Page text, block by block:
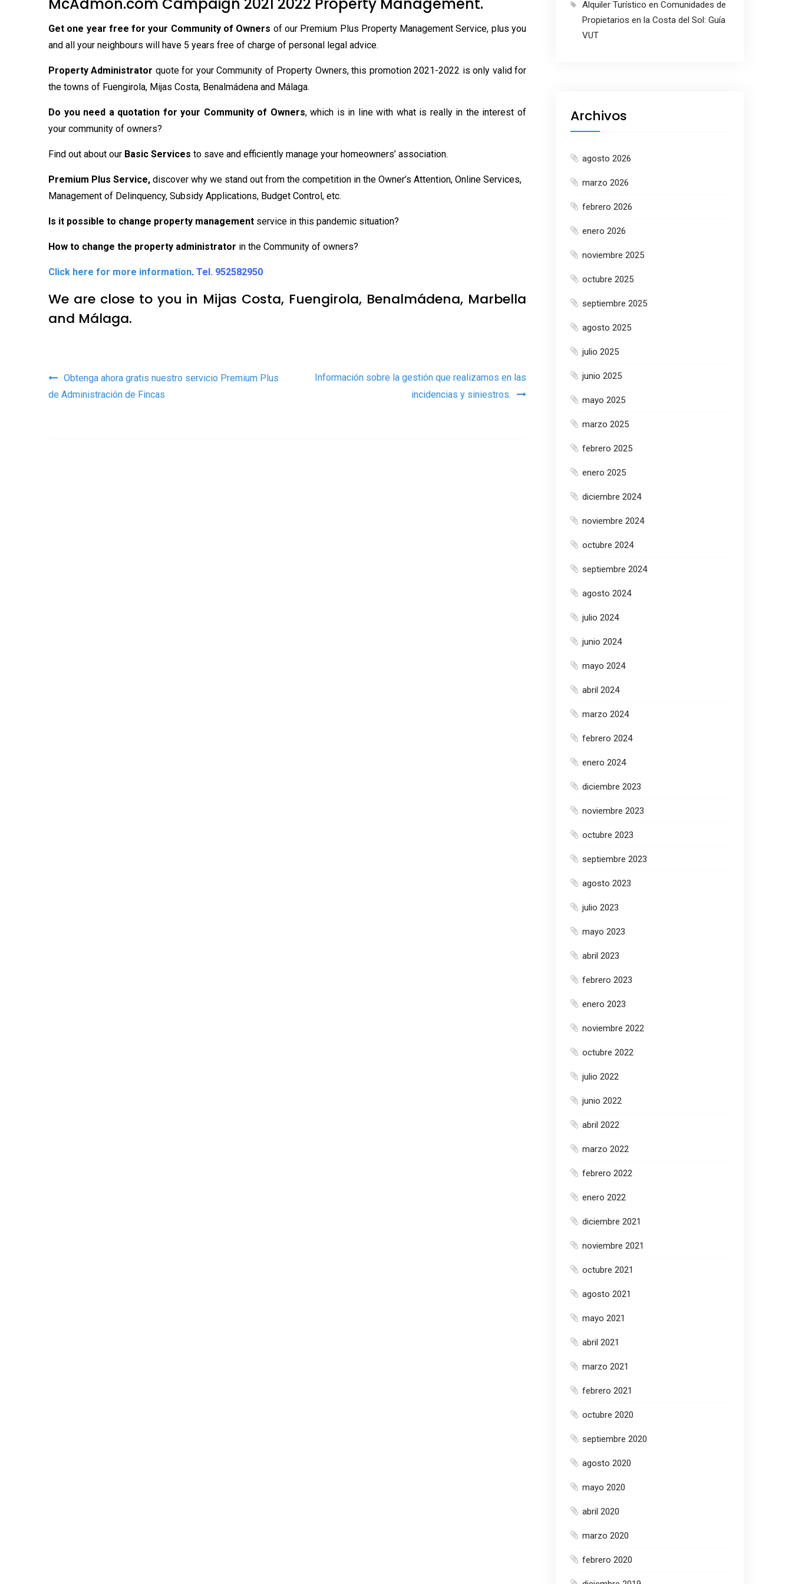
Get one year free for your Community of Owners of our Premium Plus Property Management Service, plus you
and all your neighbours will have 5 years free of charge of personal legal advice.
Property Administrator quote for your Community of Property Owners, this promotion 2021-2022 is only valid for
the towns of Fuengirola, Mijas Costa, Benalmádena and Málaga.
Do you need a quotation for your Community of Owners, which is in line with what is really in the interest of
your community of owners?
Find out about our Basic Services to save and efficiently manage your homeowners’ association.
Premium Plus Service, discover why we stand out from the competition in the Owner’s Attention, Online Services,
Management of Delinquency, Subsidy Applications, Budget Control, etc.
Is it possible to change property management service in this pandemic situation?
How to change the property administrator in the Community of owners?
Click here for more information. Tel. 952582950
We are close to you in Mijas Costa, Fuengirola, Benalmádena, Marbella
and Málaga.
Navegación de entradas
Obtenga ahora gratis nuestro servicio Premium Plus
de Administración de Fincas
Información sobre la gestión que realizamos en las
incidencias y siniestros.
Alquiler Turístico en Comunidades de
Propietarios en la Costa del Sol: Guía
VUT
Archivos
agosto 2026
marzo 2026
febrero 2026
enero 2026
noviembre 2025
octubre 2025
septiembre 2025
agosto 2025
julio 2025
junio 2025
mayo 2025
marzo 2025
febrero 2025
enero 2025
diciembre 2024
noviembre 2024
octubre 2024
septiembre 2024
agosto 2024
julio 2024
junio 2024
mayo 2024
abril 2024
marzo 2024
febrero 2024
enero 2024
diciembre 2023
noviembre 2023
octubre 2023
septiembre 2023
agosto 2023
julio 2023
mayo 2023
abril 2023
febrero 2023
enero 2023
noviembre 2022
octubre 2022
julio 2022
junio 2022
abril 2022
marzo 2022
febrero 2022
enero 2022
diciembre 2021
noviembre 2021
octubre 2021
agosto 2021
mayo 2021
abril 2021
marzo 2021
febrero 2021
octubre 2020
septiembre 2020
agosto 2020
mayo 2020
abril 2020
marzo 2020
febrero 2020